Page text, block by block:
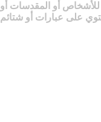
للأشخاص أو المقدسات أو
على عبارات أو شتائم